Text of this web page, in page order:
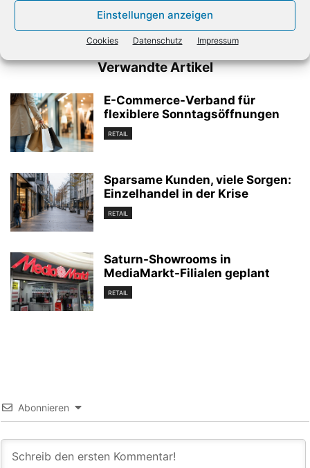
Einstellungen anzeigen
Cookies Datenschutz Impressum
Apple-Zulieferer schließt
Werk nach Schlägerei
LC Systems übernimmt
Münchner Systemhaus ICS
Verwandte Artikel
E-Commerce-Verband für
flexiblere Sonntagsöffnungen
RETAIL
Sparsame Kunden, viele Sorgen:
Einzelhandel in der Krise
RETAIL
Saturn-Showrooms in
MediaMarkt-Filialen geplant
RETAIL
Abonnieren